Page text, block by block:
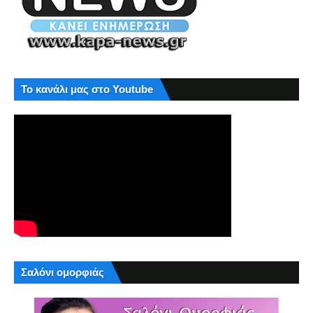
Το κανάλι μας στο Youtube
Σαλόνι ομορφιάς